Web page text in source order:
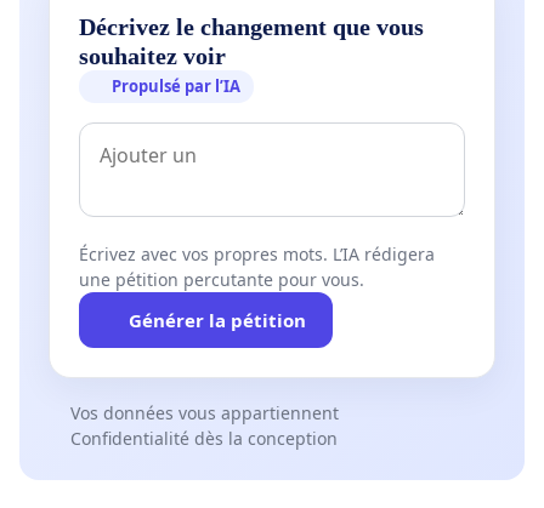
Décrivez le changement que vous
souhaitez voir
Propulsé par l’IA
Écrivez avec vos propres mots. L’IA rédigera
une pétition percutante pour vous.
Générer la pétition
Vos données vous appartiennent
Confidentialité dès la conception